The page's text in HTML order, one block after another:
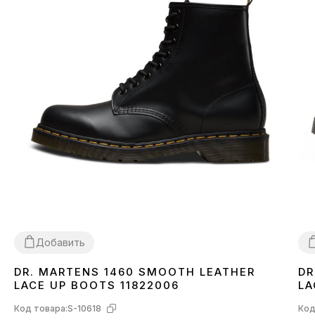
Добавить
36 373840 424344 45
DR. MARTENS 1460 SMOOTH LEATHER
LACE UP BOOTS 11822006
Код товара:S-10618